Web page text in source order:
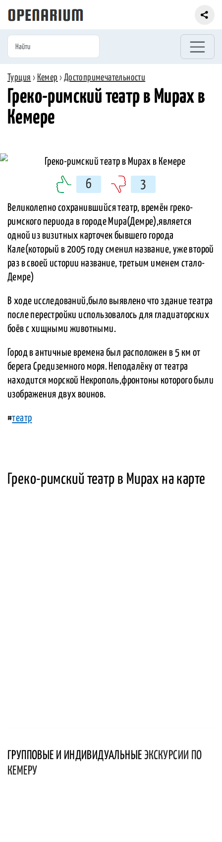
Турция › Кемер › Достопримечательности
Греко-римский театр в Мирах в
Кемере
6 3
Великолепно сохранившийся театр, времён греко-
римского периода в городе Мира(Демре),является
одной из визитных карточек бывшего города
Кале(который в 2005 году сменил название, уже второй
раз в своей истории название, третьим именем стало-
Демре)
В ходе исследований,было выявлено что здание театра
после перестройки использовалось для гладиаторских
боёв с хищными животными.
Город в античные времена был расположен в 5 км от
берега Средиземного моря. Неподалёку от театра
находится морской Некрополь,фронтоны которого были
изображения двух воинов.
#театр
Греко-римский театр в Мирах на карте
ГРУППОВЫЕ И ИНДИВИДУАЛЬНЫЕ ЭКСКУРСИИ ПО
КЕМЕРУ